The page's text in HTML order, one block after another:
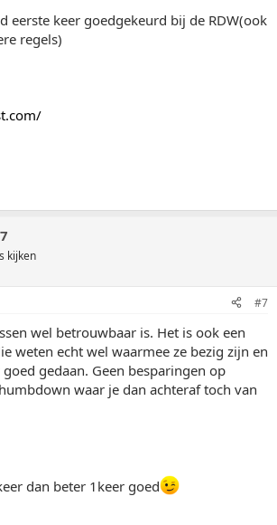
eerste keer goedgekeurd bij de RDW(ook
regels)
kijken
#7
wel betrouwbaar is. Het is ook een
weten echt wel waarmee ze bezig zijn en
gedaan. Geen besparingen op
waar je dan achteraf toch van
dan beter 1keer goed